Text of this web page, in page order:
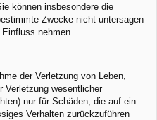
können insbesondere die
Zwecke nicht untersagen
nehmen.
der Verletzung von Leben,
Verletzung wesentlicher
nur für Schäden, die auf ein
Verhalten zurückzuführen